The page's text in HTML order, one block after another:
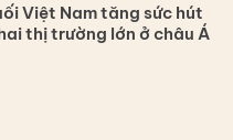
Việt Nam tăng sức hút
thị trường lớn ở châu Á